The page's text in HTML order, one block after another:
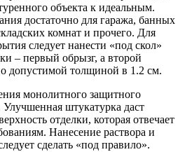
объекта к идеальным.
достаточно для гаража, банных
комнат и прочего. Для
следует нанести «под скол»
– первый обрызг, а второй
допустимой толщиной в 1.2 см.
монолитного защитного
штукатурка даст
отделки, которая отвечает
Нанесение раствора и
сделать «под правило».